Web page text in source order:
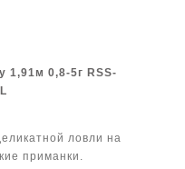
1,91м 0,8-5г RSS-
ловли на
приманки.